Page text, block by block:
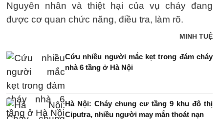
Nguyên nhân và thiệt hại của vụ cháy đang
được cơ quan chức năng, điều tra, làm rõ.
MINH TUỆ
Cứu nhiều người mắc kẹt trong đám cháy
nhà 6 tầng ở Hà Nội
Hà Nội: Cháy chung cư tầng 9 khu đô thị
Ciputra, nhiều người may mắn thoát nạn